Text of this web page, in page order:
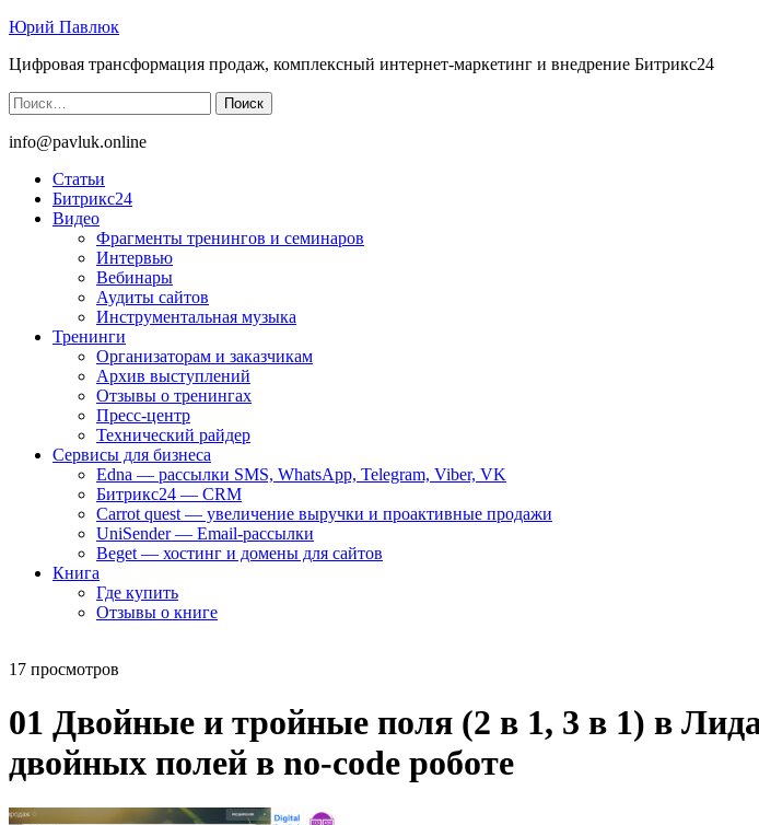
Юрий Павлюк
Цифровая трансформация продаж, комплексный интернет-маркетинг и внедрение Битрикс24
Найти:
info@pavluk.online
Статьи
Битрикс24
Видео
Фрагменты тренингов и семинаров
Интервью
Вебинары
Аудиты сайтов
Инструментальная музыка
Тренинги
Организаторам и заказчикам
Архив выступлений
Отзывы о тренингах
Пресс-центр
Технический райдер
Сервисы для бизнеса
Edna — рассылки SMS, WhatsApp, Telegram, Viber, VK
Битрикс24 — CRM
Carrot quest — увеличение выручки и проактивные продажи
UniSender — Email-рассылки
Beget — хостинг и домены для сайтов
Книга
Где купить
Отзывы о книге
17 просмотров
01 Двойные и тройные поля (2 в 1, 3 в 1) в
двойных полей в no-code роботе